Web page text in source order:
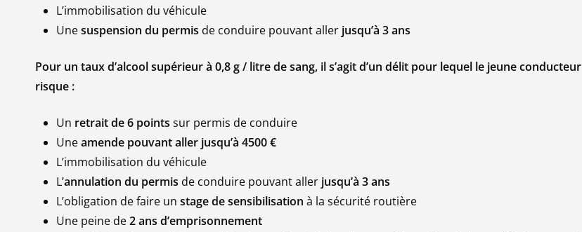
L’immobilisation du véhicule
Unesuspension du permis de conduire pouvant aller jusqu’à 3 ans
Pour un taux d’alcool supérieur à 0,8 g / litre de sang, il s’agit d’un délit pour lequel le jeune conducteur
risque :
Un retrait de 6 points sur permis de conduire
Uneamende pouvant aller jusqu’à 4500 €
L’immobilisation du véhicule
L’annulation du permis de conduire pouvant aller jusqu’à 3 ans
L’obligation de faire un stage de sensibilisation à la sécurité routière
Une peine de2 ans d’emprisonnement